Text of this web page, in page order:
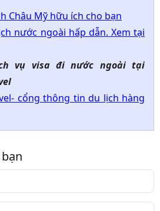
Châu Mỹ hữu ích cho bạn
nước ngoài hấp dẫn. Xem tại
vụ visa đi nước ngoài tại
cổng thông tin du lịch hàng